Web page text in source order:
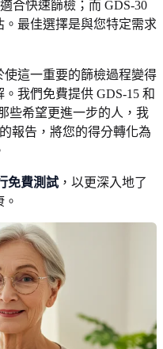
合快速篩檢；而 GDS-30
最佳選擇是與您特定需求
這一重要的篩檢過程變得
我們免費提供 GDS-15 和
些希望更進一步的人，我
報告，將您的得分轉化為
免費測試 ，以更深入地了